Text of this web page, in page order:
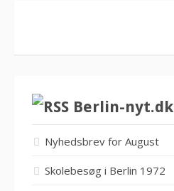
Berlin-nyt.dk
Nyhedsbrev for August
Skolebesøg i Berlin 1972